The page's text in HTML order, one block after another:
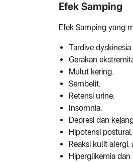
Efek Samping
Efek Samping yang
Tardive
Gerakan
Mulut kering.
Sembelit.
Retensi urine.
Insomnia.
Depresi dan
Hipotensi
Reaksi kulit
Hiperglikemia